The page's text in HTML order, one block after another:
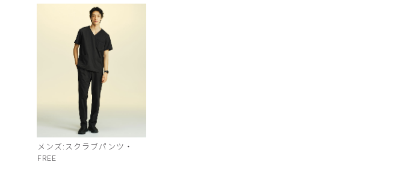
メンズ:スクラブパンツ・
FREE